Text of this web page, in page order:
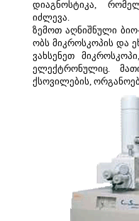
დიაგნოსტიკა,
იძლევა.
ზემოთ აღნიშნული
ობს მიკროსკოპის და
ვახსენეთ
ელექტრონულიც.
ქსოვილების,